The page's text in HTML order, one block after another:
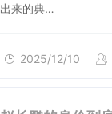
出来的典…
2025/12/10